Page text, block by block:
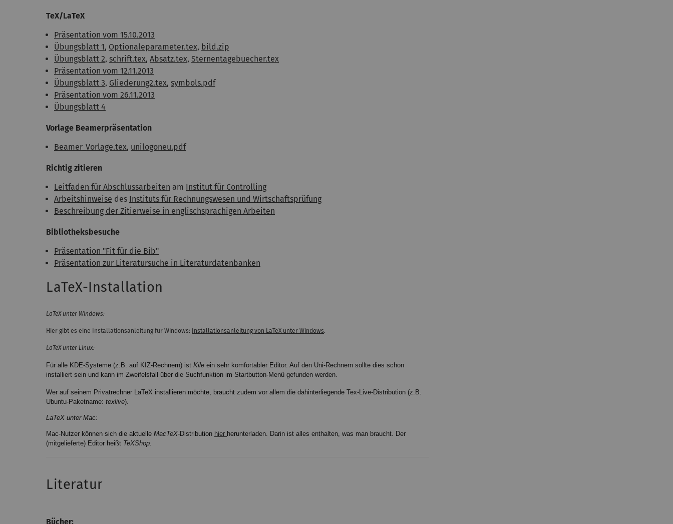
TeX/LaTeX
Präsentation vom 15.10.2013
Übungsblatt 1, Optionaleparameter.tex, bild.zip
Übungsblatt 2, schrift.tex, Absatz.tex, Sternentagebuecher.tex
Präsentation vom 12.11.2013
Übungsblatt 3, Gliederung2.tex, symbols.pdf
Präsentation vom 26.11.2013
Übungsblatt 4
Vorlage Beamerpräsentation
Beamer_Vorlage.tex, unilogoneu.pdf
Richtig zitieren
Leitfaden für Abschlussarbeiten am Institut für Controlling
Arbeitshinweise des Instituts für Rechnungswesen und Wirtschaftsprüfung
Beschreibung der Zitierweise in englischsprachigen Arbeiten
Bibliotheksbesuche
Präsentation "Fit für die Bib"
Präsentation zur Literatursuche in Literaturdatenbanken
LaTeX-Installation
LaTeX unter Windows:
Hier gibt es eine Installationsanleitung für Windows: Installationsanleitung von LaTeX unter Windows.
LaTeX unter Linux:
Für alle KDE-Systeme (z.B. auf KIZ-Rechnern) ist Kile ein sehr komfortabler Editor. Auf den Uni-Rechnern sollte dies schon
installiert sein und kann im Zweifelsfall über die Suchfunktion im Startbutton-Menü gefunden werden.
Wer auf seinem Privatrechner LaTeX installieren möchte, braucht zudem vor allem die dahinterliegende Tex-Live-Distribution (z.B.
Ubuntu-Paketname: texlive).
LaTeX unter Mac:
Mac-Nutzer können sich die aktuelle MacTeX-Distribution hier herunterladen. Darin ist alles enthalten, was man braucht. Der
(mitgelieferte) Editor heißt TeXShop.
Literatur
Bücher: